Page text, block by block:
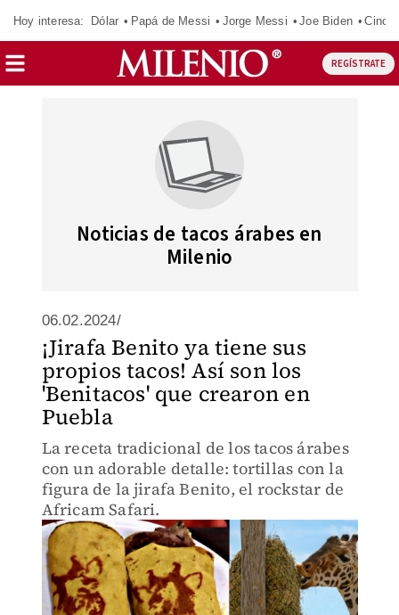
Hoy interesa: Dólar Papá de Messi Jorge Messi Joe Biden
REGÍSTRATE
Noticias de tacos árabes en
Milenio
06.02.2024/
¡Jirafa Benito ya tiene sus
propios tacos! Así son los
'Benitacos' que crearon en
Puebla
La receta tradicional de los tacos árabes
con un adorable detalle: tortillas con la
figura de la jirafa Benito, el rockstar de
Africam Safari.